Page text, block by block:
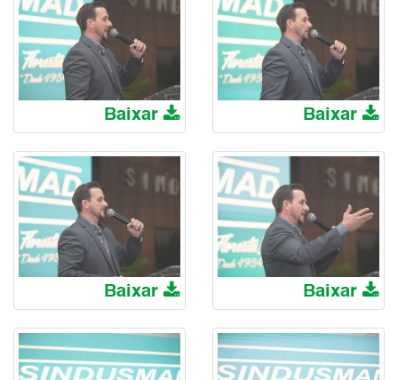
Baixar Baixar
Baixar Baixar